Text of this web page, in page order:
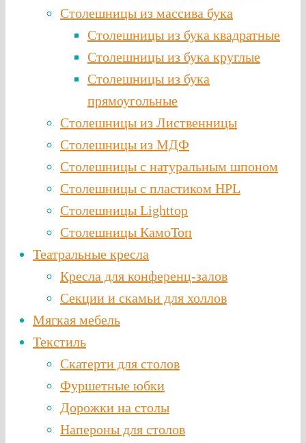
Столешницы из массива бука
Столешницы из бука квадратные
Столешницы из бука круглые
Столешницы из бука
прямоугольные
Столешницы из Лиственницы
Столешницы из МДФ
Столешницы с натуральным шпоном
Столешницы c пластиком HPL
Столешницы Lighttop
Столешницы КамоТоп
Театральные кресла
Кресла для конференц-залов
Секции и скамьи для холлов
Мягкая мебель
Текстиль
Скатерти для столов
Фуршетные юбки
Дорожки на столы
Напероны для столов